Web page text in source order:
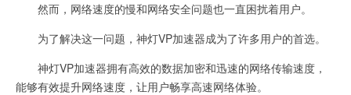
然而，网络速度的慢和网络安全问题也一直困扰着用户。
为了解决这一问题，神灯VP加速器成为了许多用户的首选。
神灯VP加速器拥有高效的数据加密和迅速的网络传输速度，
能够有效提升网络速度，让用户畅享高速网络体验。